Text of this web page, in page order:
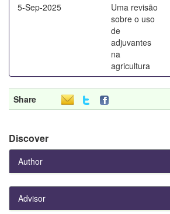
5-Sep-2025
Uma revisão
sobre o uso
de
adjuvantes
na
agricultura
Share
Discover
Author
Advisor